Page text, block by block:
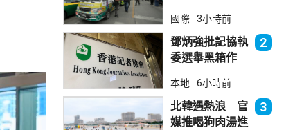
死23傷
國際 3小時前
鄧炳強批記協執
委選舉黑箱作
國安一定「釘死
你」
2
本地 6小時前
北韓遇熱浪 官
媒推喝狗肉湯進
3